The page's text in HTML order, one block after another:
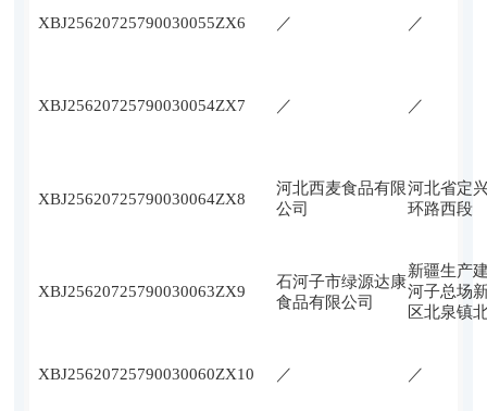
XBJ25620725790030055ZX6 ／ ／
XBJ25620725790030054ZX7 ／ ／
XBJ25620725790030064ZX8
河北西麦食品有限
公司
河北省定
环路西段
XBJ25620725790030063ZX9
石河子市绿源达康
食品有限公司
新疆生产
河子总场
区北泉镇
XBJ25620725790030060ZX10 ／ ／